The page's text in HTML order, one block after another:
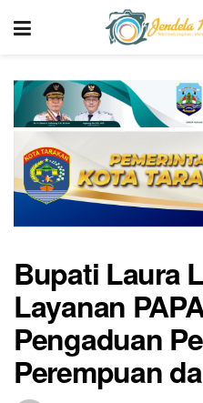
Bupati Laura
Layanan
Pengaduan
Perempuan